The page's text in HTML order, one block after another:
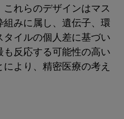
れらのデザインはマス
組みに属し、遺伝子、環
イルの個人差に基づい
反応する可能性の高い
より、精密医療の考え